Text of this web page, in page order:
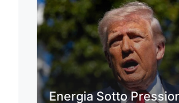
Energia Sotto